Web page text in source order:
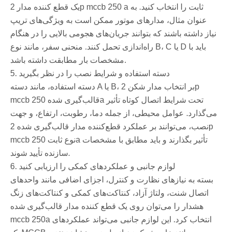
یک قطع کننده مدار 2p mccb 250 a ثابت را انتخاب کنید. به
عنوان مثال، مدارهای موتور ممکن است به ویژگی‌های تریپ
نیاز داشته باشند که بتوانند جریان‌های هجومی بالایی را در هنگام
راه‌اندازی تحمل کنند. منحنی سفر، مانند نوع B، C یا D باید با
مشخصات بار مطابقت داشته باشد.
5. دسته استفاده و شرایط نصب را در نظر بگیرید
دسته استفاده، مانند دسته A یا B، بر انتخاب مدار شکن 2p
mccb قالب‌گیری شده 250a تحت شرایط اتصال کوتاه تأثیر
می‌گذارد. عوامل محیطی، از جمله دما، رطوبت، ارتفاع، و جهت
نصب، می‌توانند بر عملکرد قطع‌کننده مدار قالب‌گیری شده 2p
mccb نوع ثابت 250a تأثیر بگذارند و باید مطابق با مشخصات
سازنده تأیید شوند.
6. لوازم جانبی و عملکردهای کمکی را ارزیابی کنید
بسته به نیازهای نظارت و کنترل، اجزای اضافی مانند واحدهای
اتصال شنت، ولتاژ آزاد، کنتاکت‌های کمکی و کنتاکت‌های زنگ
هشدار را می‌توان روی یک قطع کننده مدار قالب‌گیری شده
mccb 250a انتخاب کرد. این لوازم جانبی می‌تواند عملکردهای